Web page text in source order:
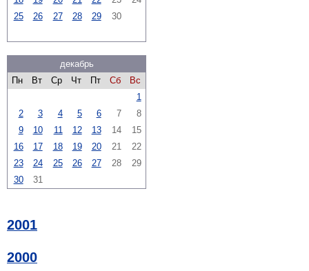
25
26 27 28 29 30
декабрь
Пн
Вт Ср Чт Пт Сб
Вс
1
2
3 4 5 6 7
8
9
10 11 12 13 14
15
16
17 18 19 20 21
22
23
24 25 26 27 28
29
30
31
2001
2000